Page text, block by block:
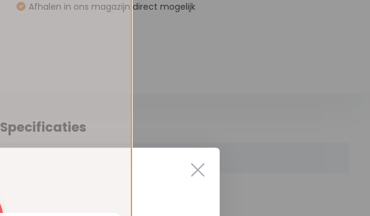
Afhalen in ons magazijn direct mogelijk
Specificaties